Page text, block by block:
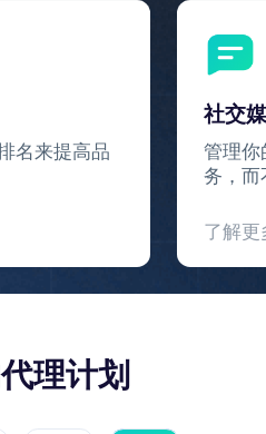
名来提高品
社交
管理你
务，而
了解更
理计划